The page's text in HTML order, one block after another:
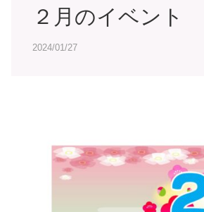
２月のイベント
2024/01/27